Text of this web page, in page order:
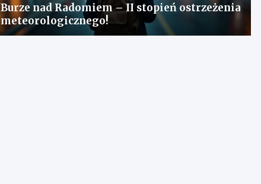
Burze nad Radomiem – II stopień ostrzeżenia
meteorologicznego!